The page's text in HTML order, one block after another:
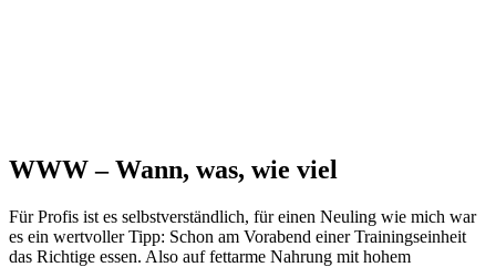
WWW – Wann, was, wie viel
Für Profis ist es selbstverständlich, für einen Neuling wie mich war
es ein wertvoller Tipp: Schon am Vorabend einer Trainingseinheit
das Richtige essen. Also auf fettarme Nahrung mit hohem